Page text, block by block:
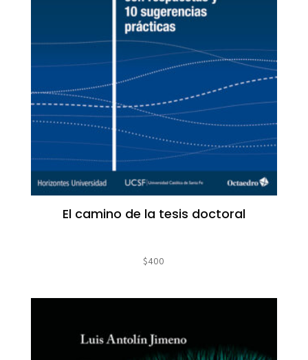
El camino de la tesis doctoral
$400